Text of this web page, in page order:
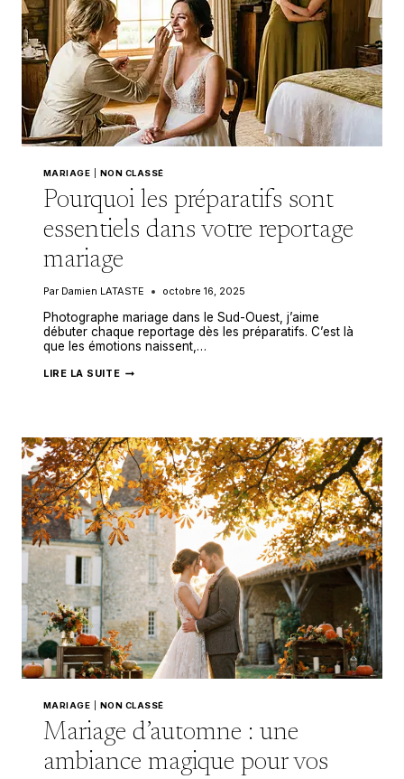
MARIAGE NON CLASSÉ
Pourquoi les préparatifs sont
essentiels dans votre reportage
mariage
Par Damien LATASTE octobre 16, 2025
Photographe mariage dans le Sud-Ouest, j’aime
débuter chaque reportage dès les préparatifs. C’est là
que les émotions naissent,…
LIRE LA SUITEPOURQUOI
VOTRE
REPORTAGE
MARIAGE
MARIAGE NON CLASSÉ
Mariage d’automne : une
ambiance magique pour vos